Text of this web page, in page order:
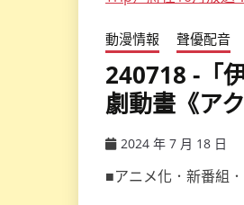
動漫情報 聲優配音
240718 -「
劇動畫《ア
2024 年 7 月 18 日
■アニメ化．新番組